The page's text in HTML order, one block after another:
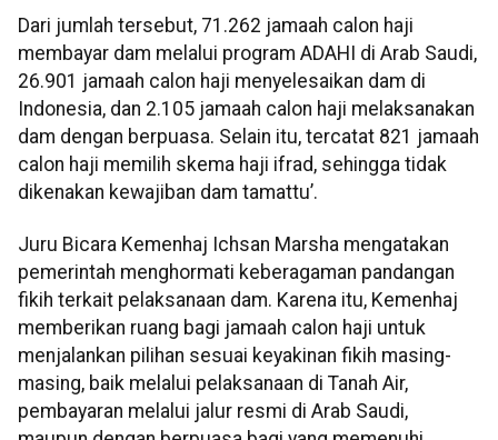
Dari jumlah tersebut, 71.262 jamaah calon haji
membayar dam melalui program ADAHI di Arab Saudi,
26.901 jamaah calon haji menyelesaikan dam di
Indonesia, dan 2.105 jamaah calon haji melaksanakan
dam dengan berpuasa. Selain itu, tercatat 821 jamaah
calon haji memilih skema haji ifrad, sehingga tidak
dikenakan kewajiban dam tamattu’.
Juru Bicara Kemenhaj Ichsan Marsha mengatakan
pemerintah menghormati keberagaman pandangan
fikih terkait pelaksanaan dam. Karena itu, Kemenhaj
memberikan ruang bagi jamaah calon haji untuk
menjalankan pilihan sesuai keyakinan fikih masing-
masing, baik melalui pelaksanaan di Tanah Air,
pembayaran melalui jalur resmi di Arab Saudi,